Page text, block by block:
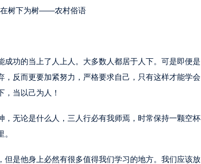
在树下为树——农村俗语
功的当上了人上人。大多数人都居于人下。可是即便是
反而更要加紧努力，严格要求自己，只有这样才能学会
当以己为人！
无论是什么人，三人行必有我师焉，时常保持一颗空杯
是他身上必然有很多值得我们学习的地方。我们应该放